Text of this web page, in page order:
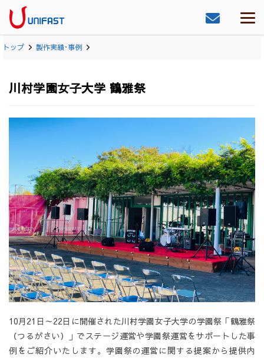
トップ 製作実績･事例
川村学園女子大学 鶴雅祭
10月21日～22日に開催された川村学園女子大学の学園祭「鶴雅祭
（つるがさい）」でステージ運営や学園祭運営をサポートした事
例をご紹介いたします。学園祭の運営に関する提案から提供内